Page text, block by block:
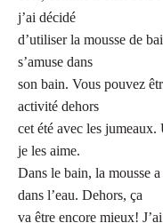
j’ai décidé
d’utiliser la mousse de
s’amuse dans
son bain. Vous pouvez
activité dehors
cet été avec les
je les aime.
Dans le bain, la mousse
dans l’eau. Dehors, ça
va être encore mieux!